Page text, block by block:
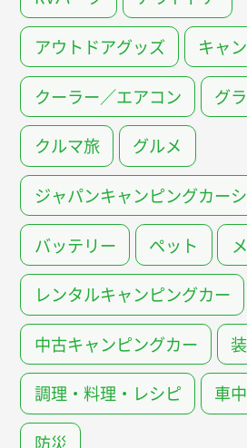
アウトドアグッズ キャ
クーラー／エアコン グ
クルマ旅 グルメ
ジャパンキャンピングカー
バッテリー ペット
レンタルキャンピングカー
中古キャンピングカー
調理・料理・レシピ 車
防災